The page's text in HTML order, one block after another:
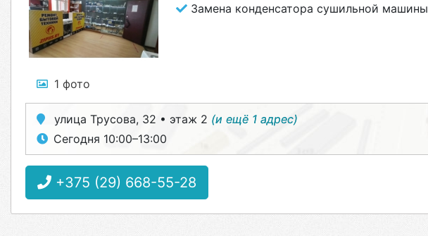
1 фото
Замена конденсатора сушильной машины
улица Трусова, 32 • этаж 2 (и ещё 1 адрес)
Сегодня 10:00–13:00
+375 (29) 668-55-28